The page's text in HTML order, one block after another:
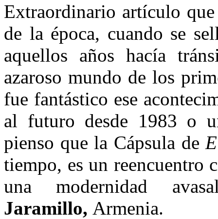
Extraordinario artículo
de la época, cuando se
aquellos años hacía
azaroso mundo de los
fue fantástico ese
al futuro desde 1983 o
pienso que la Cápsula de
tiempo, es un reencuentro
una modernidad
Jaramillo, Armenia.